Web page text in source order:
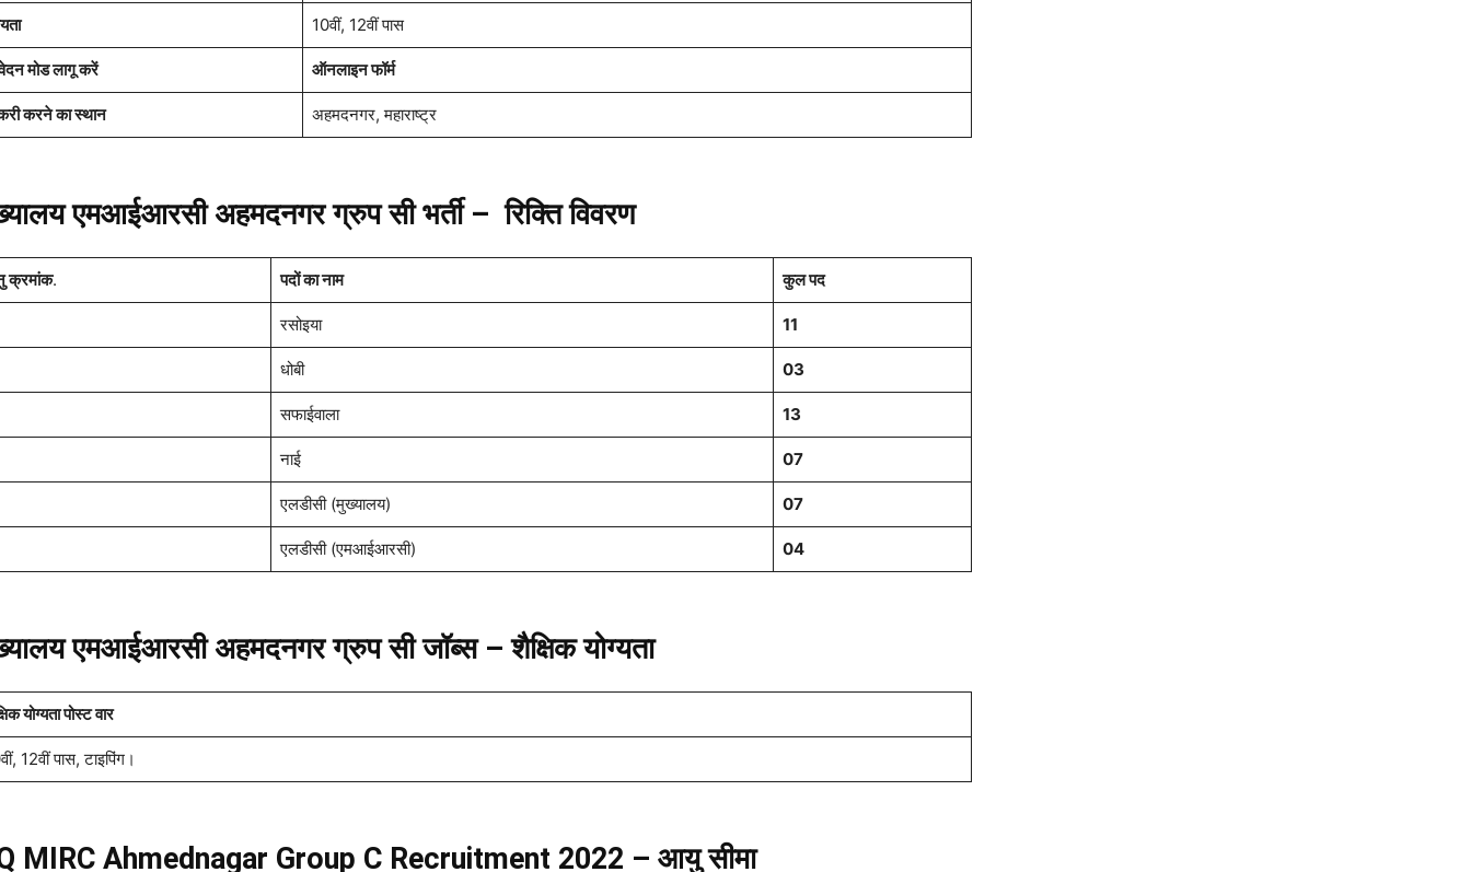
10वीं, 12वीं पास
मोड लागू करें ऑनलाइन फॉर्म
करने का स्थान अहमदनगर, महाराष्ट्र
एमआईआरसी अहमदनगर ग्रुप सी भर्ती –रिक्तिविवरण
क्रमांक. पदों का नाम कुल पद
रसोइया 11
धोबी 03
सफाईवाला 13
नाई 07
एलडीसी (मुख्यालय) 07
एलडीसी (एमआईआरसी) 04
एमआईआरसी अहमदनगर ग्रुप सी जॉब्स – शैक्षिक योग्यता
योग्यता पोस्ट वार
12वीं पास, टाइपिंग।
MIRC Ahmednagar Group C Recruitment 2022 – आयु सीमा